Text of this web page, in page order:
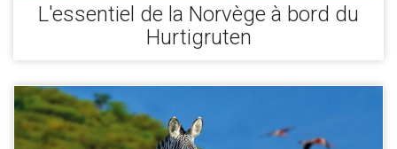
L'essentiel de la Norvège à bord du
Hurtigruten